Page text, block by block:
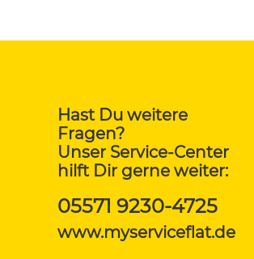
Hast Du weitere
Fragen?
Unser Service-Center
hilft Dir gerne weiter:
05571 9230-4725
www.myserviceflat.de